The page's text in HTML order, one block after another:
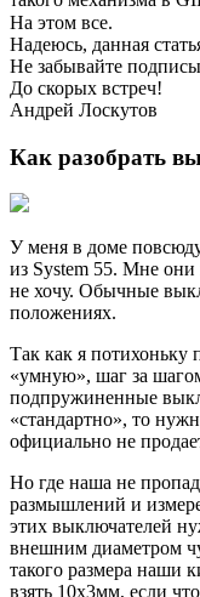
На этом все.
Надеюсь, данная
Не забывайте
До скорых встреч!
Андрей Лоскутов
Как разобрать
У меня в доме
из System 55. Мне они
не хочу. Обычные
положениях.
Так как я потихоньку
«умную», шаг за
подпружиненные
«стандартно», то
официально не
Но где наша не
размышлений и
этих выключателей
внешним диаметром
такого размера наши
взять 10х3мм, если